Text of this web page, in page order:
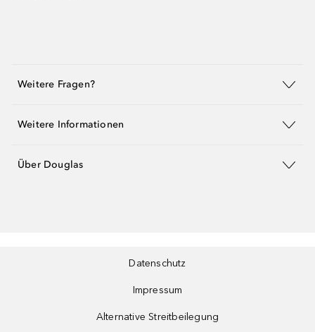
Weitere Fragen?
Weitere Informationen
Über Douglas
Datenschutz
Impressum
Alternative Streitbeilegung